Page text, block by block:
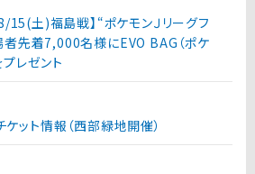
8/15(土)福島戦】“ポケモンＪリーグフ
者先着7,000名様にEVO BAG（ポケ
レゼント
ット情報（西部緑地開催）